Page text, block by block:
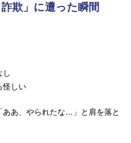
欺」に遭った瞬間
し
怪しい
ああ、やられたな…」と肩を落と